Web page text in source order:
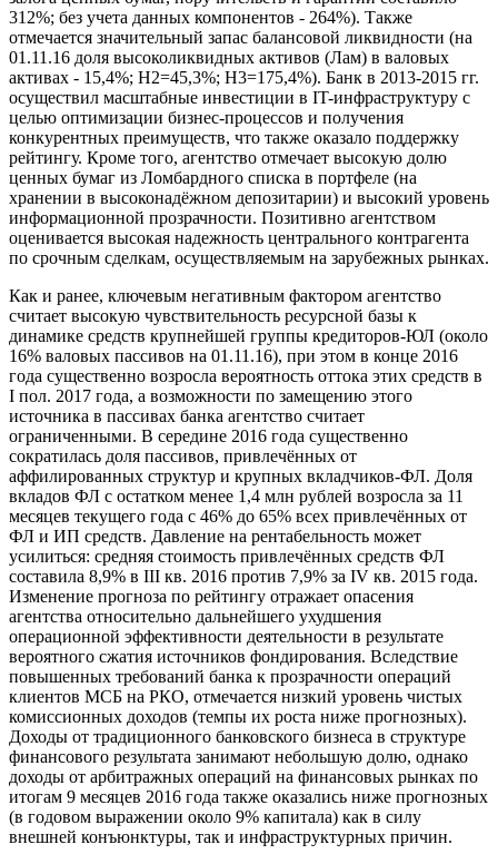
312%; без учета данных компонентов - 264%). Также
отмечается значительный запас балансовой ликвидности (на
01.11.16 доля высоколиквидных активов (Лам) в валовых
активах - 15,4%; Н2=45,3%; Н3=175,4%). Банк в 2013-2015 гг.
осуществил масштабные инвестиции в IT-инфраструктуру с
целью оптимизации бизнес-процессов и получения
конкурентных преимуществ, что также оказало поддержку
рейтингу. Кроме того, агентство отмечает высокую долю
ценных бумаг из Ломбардного списка в портфеле (на
хранении в высоконадёжном депозитарии) и высокий уровень
информационной прозрачности. Позитивно агентством
оценивается высокая надежность центрального контрагента
по срочным сделкам, осуществляемым на зарубежных рынках.
Как и ранее, ключевым негативным фактором агентство
считает высокую чувствительность ресурсной базы к
динамике средств крупнейшей группы кредиторов-ЮЛ (около
16% валовых пассивов на 01.11.16), при этом в конце 2016
года существенно возросла вероятность оттока этих средств в
I пол. 2017 года, а возможности по замещению этого
источника в пассивах банка агентство считает
ограниченными. В середине 2016 года существенно
сократилась доля пассивов, привлечённых от
аффилированных структур и крупных вкладчиков-ФЛ. Доля
вкладов ФЛ с остатком менее 1,4 млн рублей возросла за 11
месяцев текущего года с 46% до 65% всех привлечённых от
ФЛ и ИП средств. Давление на рентабельность может
усилиться: средняя стоимость привлечённых средств ФЛ
составила 8,9% в III кв. 2016 против 7,9% за IV кв. 2015 года.
Изменение прогноза по рейтингу отражает опасения
агентства относительно дальнейшего ухудшения
операционной эффективности деятельности в результате
вероятного сжатия источников фондирования. Вследствие
повышенных требований банка к прозрачности операций
клиентов МСБ на РКО, отмечается низкий уровень чистых
комиссионных доходов (темпы их роста ниже прогнозных).
Доходы от традиционного банковского бизнеса в структуре
финансового результата занимают небольшую долю, однако
доходы от арбитражных операций на финансовых рынках по
итогам 9 месяцев 2016 года также оказались ниже прогнозных
(в годовом выражении около 9% капитала) как в силу
внешней конъюнктуры, так и инфраструктурных причин.